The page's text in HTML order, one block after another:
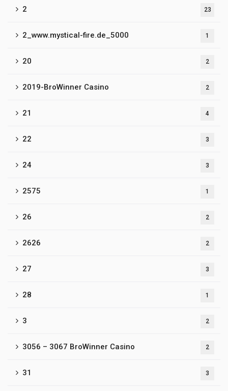
2 23
2_www.mystical-fire.de_5000 1
20 2
2019-BroWinner Casino 2
21 4
22 3
24 3
2575 1
26 2
2626 2
27 3
28 1
3 2
3056 – 3067 BroWinner Casino 2
31 3